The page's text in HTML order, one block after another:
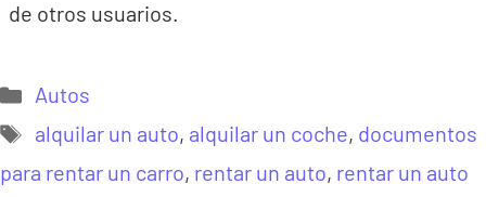
de otros usuarios.
Categorías
Autos
Etiquetas
alquilar un auto, alquilar un coche, documentos
para rentar un carro, rentar un auto, rentar un auto